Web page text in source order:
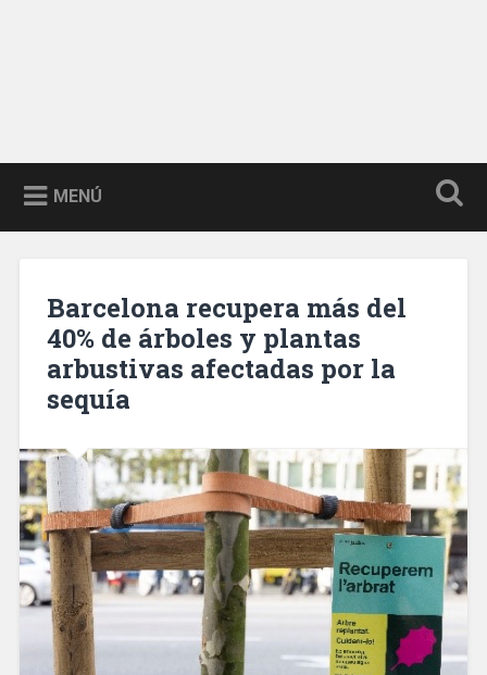
MENÚ
Barcelona recupera más del
40% de árboles y plantas
arbustivas afectadas por la
sequía